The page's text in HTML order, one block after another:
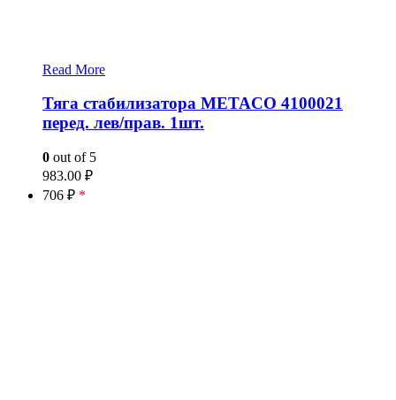
Read More
Тяга стабилизатора METACO 4100021
перед. лев/прав. 1шт.
0 out of 5
983.00 ₽
706 ₽ *